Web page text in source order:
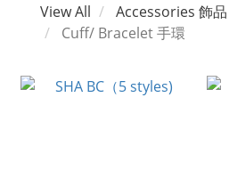
View All
Accessories 飾品
Cuff/ Bracelet 手環